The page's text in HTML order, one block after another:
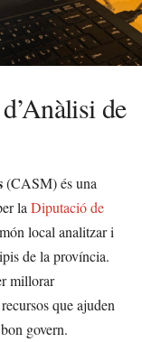
de
(CASM) és una
la Diputació de
local analitzar i
de la província.
millorar
que ajuden
govern.